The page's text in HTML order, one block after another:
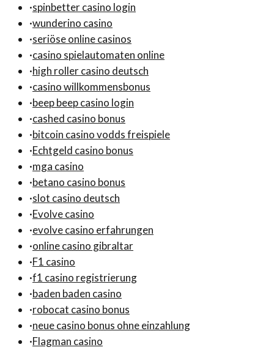
·spinbetter casino login
·wunderino casino
·seriöse online casinos
·casino spielautomaten online
·high roller casino deutsch
·casino willkommensbonus
·beep beep casino login
·cashed casino bonus
·bitcoin casino vodds freispiele
·Echtgeld casino bonus
·mga casino
·betano casino bonus
·slot casino deutsch
·Evolve casino
·evolve casino erfahrungen
·online casino gibraltar
·F1 casino
·f1 casino registrierung
·baden baden casino
·robocat casino bonus
·neue casino bonus ohne einzahlung
·Flagman casino